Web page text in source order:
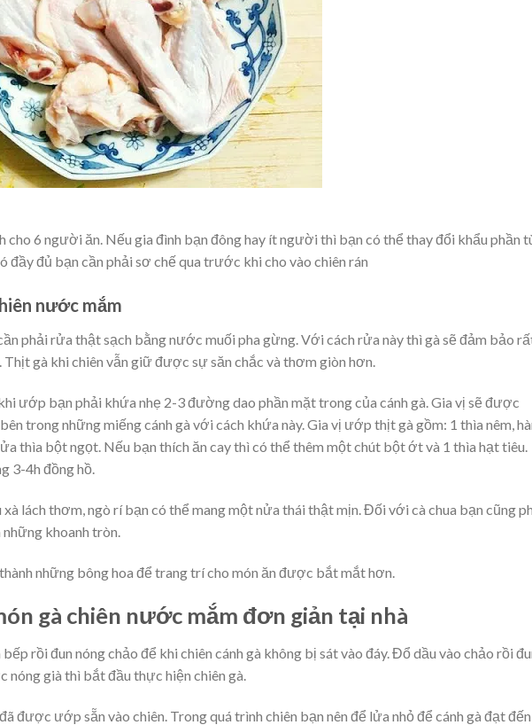
cho 6 người ăn. Nếu gia đình bạn đông hay ít người thì bạn có thể thay đổi khẩu phần
đầy đủ bạn cần phải sơ chế qua trước khi cho vào chiên rán
nước mắm
phải rửa thật sạch bằng nước muối pha gừng. Với cách rửa này thì gà sẽ đảm bảo
Thịt gà khi chiên vẫn giữ được sự săn chắc và thơm giòn hơn.
ướp bạn phải khứa nhẹ 2-3 đường dao phần mặt trong của cánh gà. Gia vị sẽ được
trong những miếng cánh gà với cách khứa này. Gia vị ướp thịt gà gồm: 1 thìa nêm,
thìa bột ngọt. Nếu bạn thích ăn cay thì có thể thêm một chút bột ớt và 1 thìa hạt tiêu.
3-4h đồng hồ.
xà lách thơm, ngò rí bạn có thể mang một nửa thái thật mịn. Đối với cà chua bạn cũng
khoanh tròn.
những bông hoa để trang trí cho món ăn được bắt mắt hơn.
gà chiên nước mắm đơn giản tại nhà
bếp rồi đun nóng chảo để khi chiên cánh gà không bị sát vào đáy. Đổ dầu vào chảo rồi
nóng già thì bắt đầu thực hiện chiên gà.
được ướp sẵn vào chiên. Trong quá trình chiên bạn nên để lửa nhỏ để cánh gà đạt